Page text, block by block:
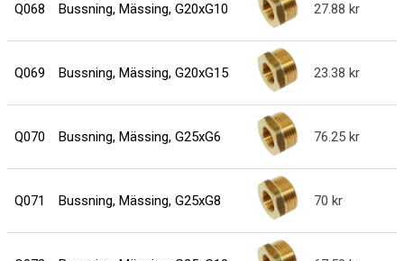
Q068 Bussning, Mässing, G20xG10 27.88
Q069 Bussning, Mässing, G20xG15 23.38
Q070 Bussning, Mässing, G25xG6 76.25
Q071 Bussning, Mässing, G25xG8 70